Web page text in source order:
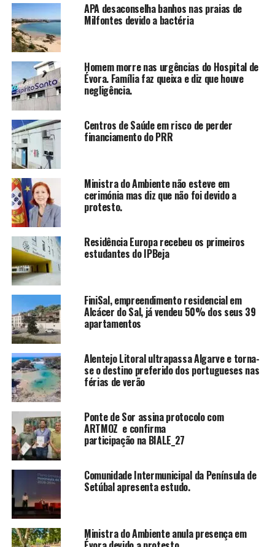
APA desaconselha banhos nas praias de
Milfontes devido a bactéria
Homem morre nas urgências do Hospital de
Évora. Família faz queixa e diz que houve
negligência.
Centros de Saúde em risco de perder
financiamento do PRR
Ministra do Ambiente não esteve em
cerimónia mas diz que não foi devido a
protesto.
Residência Europa recebeu os primeiros
estudantes do IPBeja
FiniSal, empreendimento residencial em
Alcácer do Sal, já vendeu 50% dos seus 39
apartamentos
Alentejo Litoral ultrapassa Algarve e torna-
se o destino preferido dos portugueses nas
férias de verão
Ponte de Sor assina protocolo com
ARTMOZ e confirma
participação na BIALE_27
Comunidade Intermunicipal da Península de
Setúbal apresenta estudo.
Ministra do Ambiente anula presença em